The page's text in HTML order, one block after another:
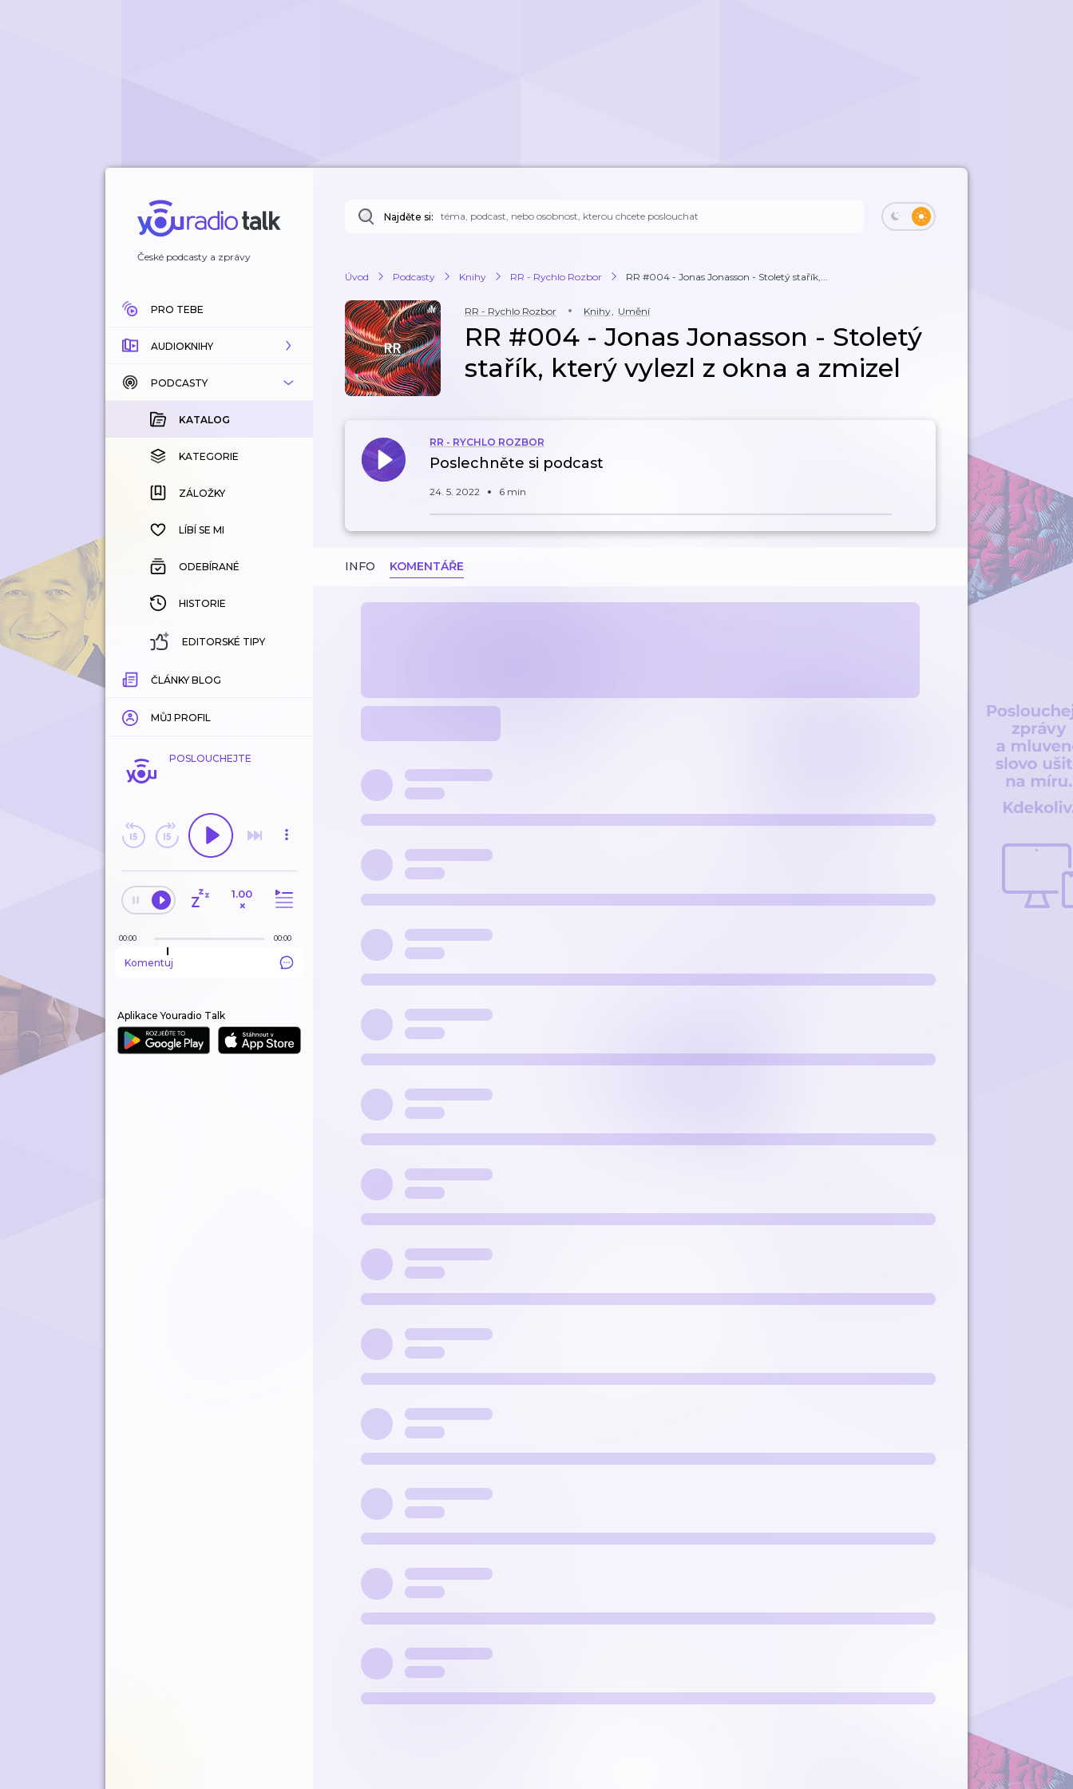
České podcasty a zprávy
PRO TEBE
AUDIOKNIHY
KATALOG
KOUPENÉ
KATEGORIE
ZÁLOŽKY
HISTORIE
PODCASTY
KATALOG
KATEGORIE
ZÁLOŽKY
LÍBÍ SE MI
ODEBÍRANÉ
HISTORIE
EDITORSKÉ TIPY
ČLÁNKY BLOG
MŮJ PROFIL
POSLOUCHEJTE
1.00
×
00:00 00:00
Komentuj
Aplikace Youradio Talk
Najděte si:
Úvod Podcasty Knihy RR - Rychlo Rozbor RR #004 - Jonas Jonasson - Stoletý stařík,...
RR - Rychlo Rozbor Knihy, Umění
RR #004 - Jonas Jonasson - Stoletý
stařík, který vylezl z okna a zmizel
RR - RYCHLO ROZBOR
Poslechněte si podcast
24. 5. 2022 6 min
INFO KOMENTÁŘE